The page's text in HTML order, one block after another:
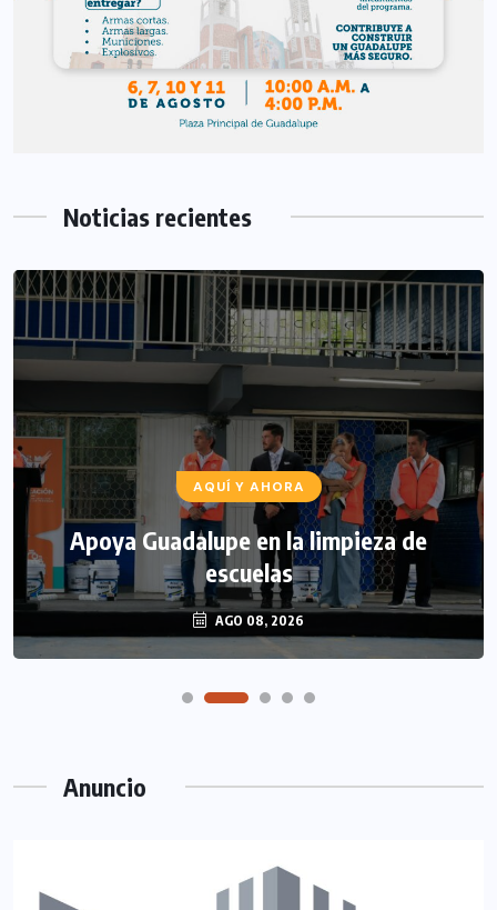
Noticias recientes
AQUÍ Y AHORA
Apoya Guadalupe en la limpieza de
escuelas
AGO 08, 2026
Anuncio